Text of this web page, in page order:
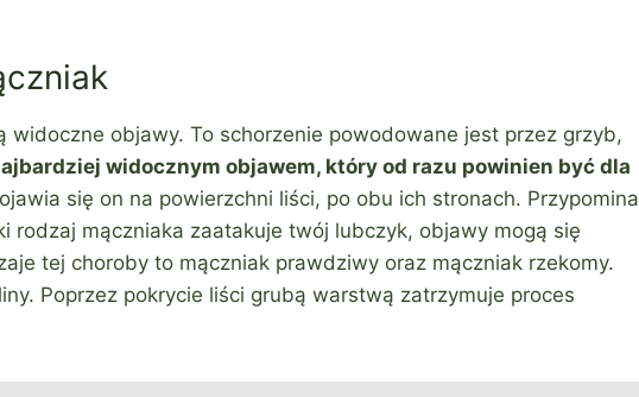
widoczne objawy. To schorzenie powodowane jest przez grzyb,
widocznym objawem, który od razu powinien być dla
się on na powierzchni liści, po obu ich stronach. Przypomina
rodzaj mączniaka zaatakuje twój lubczyk, objawy mogą się
tej choroby to mączniak prawdziwy oraz mączniak rzekomy.
Poprzez pokrycie liści grubą warstwą zatrzymuje proces